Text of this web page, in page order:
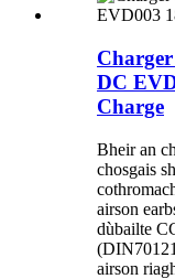
DC
Charge
Bheir an
chosgais
airson
dùbailte
airson